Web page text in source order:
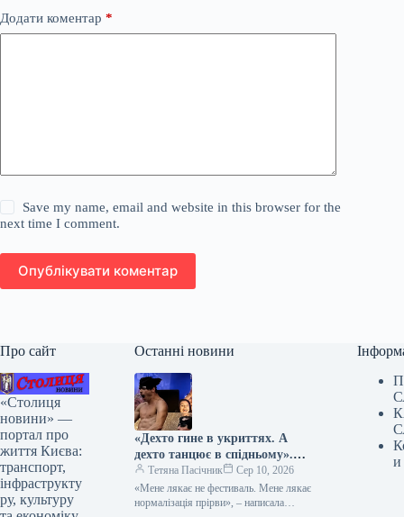
Додати коментар *
Save my name, email and website in this browser for the
next time I comment.
Опублікувати коментар
Про сайт
«Столиця
новини» —
портал про
життя Києва:
транспорт,
інфраструкту
ру, культуру
Останні новини
«Дехто гине в укриттях. А
дехто танцює в спідньому».
Медикиня розкритикувала
відомий етнофестиваль у
Києві
Тетяна Пасічник
Сер 10, 2026
«Мене лякає не фестиваль. Мене лякає
нормалізація прірви», – написала
и